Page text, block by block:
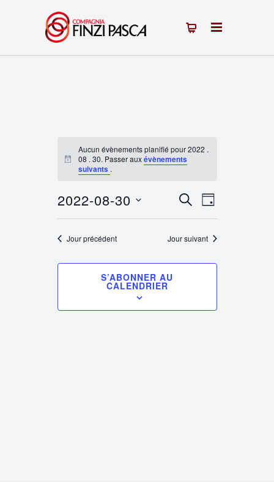
Notice
Aucun évènements planifié pour 2022 .
08 . 30. Passer auxévènements
suivants .
Recherche
et
navigation
RECHERCHE
Navigation
de
vues
Évènement
JOUR
2022-08-30
date.
Jour précédent Jour suivant
S’ABONNER AU
CALENDRIER